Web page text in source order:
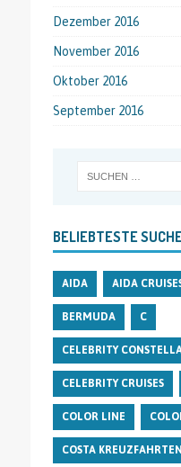
Dezember 2016
November 2016
Oktober 2016
September 2016
BELIEBTESTE
AIDA AIDA
BERMUDA C
CELEBRITY
CELEBRITY CRUISES
COLOR LINE
COSTA KREUZFAHRTEN